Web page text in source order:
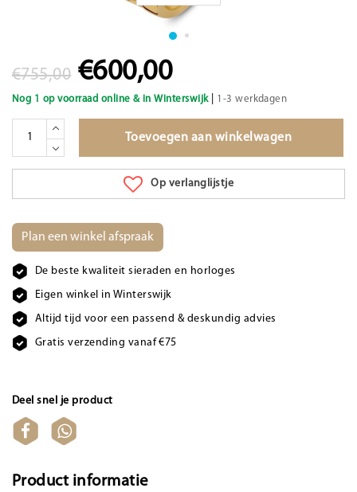
€755,00 €600,00
Nog 1 op voorraad online & in Winterswijk| 1-3 werkdagen
Toevoegen aan winkelwagen
Op verlanglijstje
Plan een winkel afspraak
De beste kwaliteit sieraden en horloges
Eigen winkel in Winterswijk
Altijd tijd voor een passend & deskundig advies
Gratis verzending vanaf €75
Deel snel je product
Product informatie